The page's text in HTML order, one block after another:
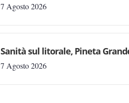
7 Agosto 2026
Sanità sul litorale, Pineta
7 Agosto 2026